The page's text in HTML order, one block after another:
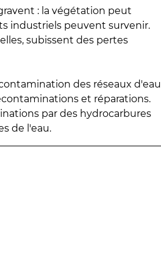
: la végétation peut
industriels peuvent survenir.
subissent des pertes
des réseaux d'eau
et réparations.
par des hydrocarbures
de l'eau.